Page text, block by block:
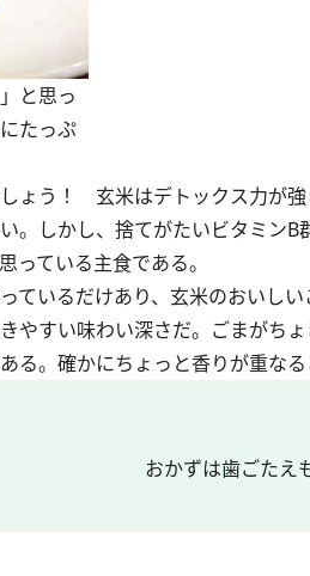
と思っ
たっぷ
ょう！ 玄米はデトックス力が
。しかし、捨てがたいビタミン
っている主食である。
ているだけあり、玄米のおいし
やすい味わい深さだ。ごまがち
る。確かにちょっと香りが重な
おかずは歯ごたえ